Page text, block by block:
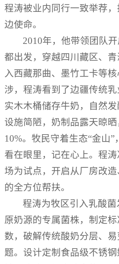
程涛被业内同行一致举荐
边使命。
2010年，他带领团队
都出发，穿越四川藏区、
入西藏那曲、墨竹工卡等
涉，程涛看到了边疆传统
实木木桶储存牛奶，自然发
设施简陋，奶制品露天晾
10%。牧民守着生态“金山
看在眼里，记在心上。程
场为试点，开启从厂房改
的全方位帮扶。
程涛为牧区引入乳酸
原奶源的专属菌株，制定
数，破解传统酸奶分层、
题。设计定制食品级不锈